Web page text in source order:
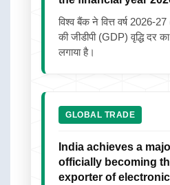
विश्व बैंक ने वित्त वर्ष 2026-
की जीडीपी (GDP) वृद्धि दर
लगाया है।
GLOBAL TRADE
India achieves a
officially becoming
exporter of